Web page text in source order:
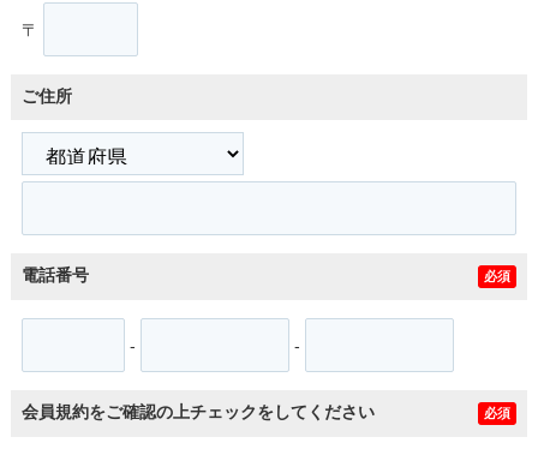
〒
ご住所
電話番号 必須
- -
会員規約をご確認の上チェックをしてください 必須